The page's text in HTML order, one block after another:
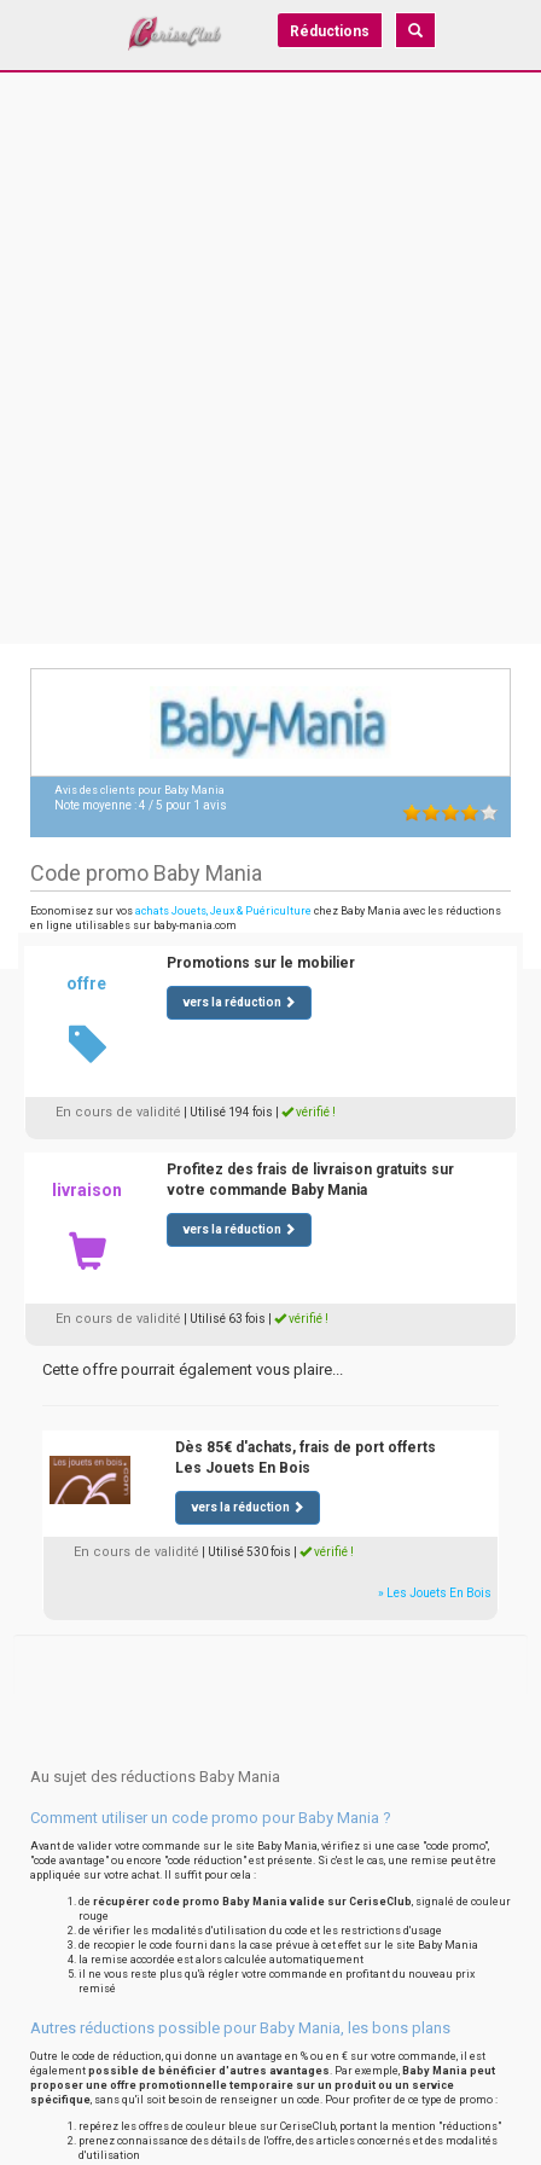
Réductions
Avis des clients pour Baby Mania
Note moyenne :4 /5 pour 1 avis
Code promo Baby Mania
Economisez sur vos achats Jouets, Jeux & Puériculture chez Baby Mania avec les réductions
en ligne utilisables sur baby-mania.com
offre
Promotions sur le mobilier
vers la réduction
En cours de validité | Utilisé 194 fois vérifié !
livraison
Profitez des frais de livraison gratuits sur
votre commande Baby Mania
vers la réduction
En cours de validité | Utilisé 63 fois vérifié !
Cette offre pourrait également vous plaire...
Dès 85€ d'achats, frais de port offerts
Les Jouets En Bois
vers la réduction
En cours de validité | Utilisé 530 fois vérifié !
» Les Jouets En Bois
Au sujet des réductions Baby Mania
Comment utiliser un code promo pour Baby Mania ?
Avant de valider votre commande sur le site Baby Mania, vérifiez si une case "code promo",
"code avantage" ou encore "code réduction" est présente. Si c'est le cas, une remise peut être
appliquée sur votre achat. Il suffit pour cela :
de récupérer code promo Baby Mania valide sur CeriseClub, signalé de couleur
rouge
de vérifier les modalités d'utilisation du code et les restrictions d'usage
de recopier le code fourni dans la case prévue à cet effet sur le site Baby Mania
la remise accordée est alors calculée automatiquement
il ne vous reste plus qu'à régler votre commande en profitant du nouveau prix
remisé
Autres réductions possible pour Baby Mania, les bons plans
Outre le code de réduction, qui donne un avantage en % ou en € sur votre commande, il est
également possible de bénéficier d'autres avantages. Par exemple, Baby Mania peut
proposer une offre promotionnelle temporaire sur un produit ou un service
spécifique, sans qu'il soit besoin de renseigner un code. Pour profiter de ce type de promo :
repérez les offres de couleur bleue sur CeriseClub, portant la mention "réductions"
prenez connaissance des détails de l'offre, des articles concernés et des modalités
d'utilisation